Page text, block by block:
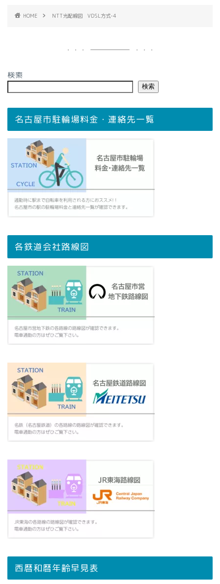
HOME NTT光配線図 VDSL方式-4
検索
検索
名古屋市駐輪場料金・連絡先一覧
各鉄道会社路線図
西暦和暦年齢早見表